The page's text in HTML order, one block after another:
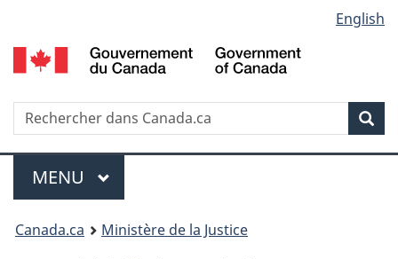
au
contenu
propos
de
la
HTML
simplifiée
selection
English
Recherche
Menu
MENU PRINCIPAL
You
Canada.ca
Ministère de la Justice